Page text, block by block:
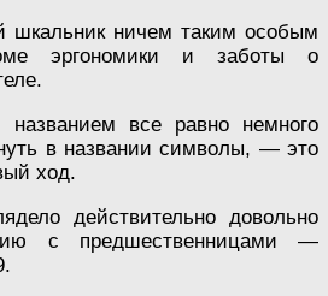
шкальник ничем таким особым
эргономики и заботы о
все равно немного
в названии символы, — это
ход.
действительно довольно
с предшественницами —